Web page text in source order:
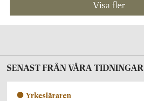
Visa fler
SENAST FRÅN VÅRA TIDNINGAR
Yrkesläraren